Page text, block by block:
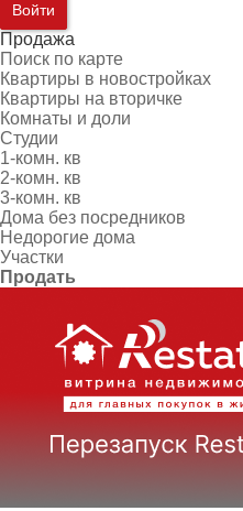
Войти
Продажа
Поиск по карте
Квартиры в новостройках
Квартиры на вторичке
Комнаты и доли
Студии
1-комн. кв
2-комн. кв
3-комн. кв
Дома без посредников
Недорогие дома
Участки
Продать